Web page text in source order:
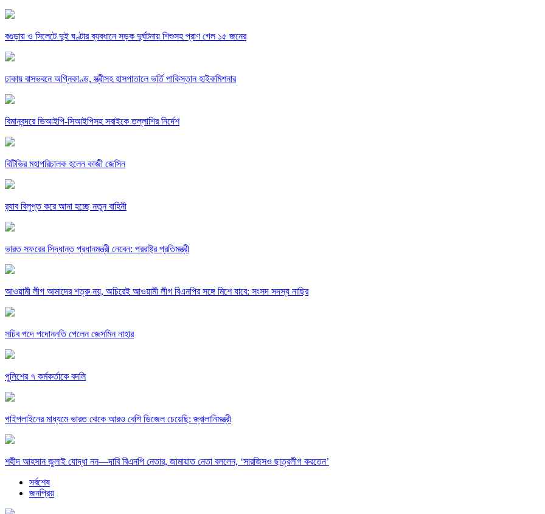
বগুড়ায় ও সিলেটে দুই ঘণ্টার ব্যবধানে সড়ক দুর্ঘটনায় শিশুসহ প্রাণ গেল ১৫ জনের
ঢাকায় বাসভবনে অগ্নিকাণ্ড, স্ত্রীসহ হাসপাতালে ভর্তি পাকিস্তান হাইকমিশনার
বিমানবন্দরে ভিআইপি-সিআইপিসহ সবাইকে তল্লাশির নির্দেশ
বিটিভির মহাপরিচালক হলেন কাজী জেসিন
র‍্যাব বিলুপ্ত করে আনা হচ্ছে নতুন বাহিনী
ভারত সফরের সিদ্ধান্ত প্রধানমন্ত্রী নেবেন: পররাষ্ট্র প্রতিমন্ত্রী
আওয়ামী লীগ আমাদের শত্রু নয়, অচিরেই আওয়ামী লীগ বিএনপির সঙ্গে মিশে যাবে: সংসদ সদস্য নাছির
সচিব পদে পদোন্নতি পেলেন জেসমিন নাহার
পুলিশের ৭ কর্মকর্তাকে বদলি
পাইপলাইনের মাধ্যমে ভারত থেকে আরও বেশি ডিজেল চেয়েছি: জ্বালানিমন্ত্রী
শহীদ আহসান জুলাই যোদ্ধা নন—দাবি বিএনপি নেতার, জামায়াত নেতা বললেন, ‘সারজিসও ছাত্রলীগ করতেন’
সর্বশেষ
জনপ্রিয়